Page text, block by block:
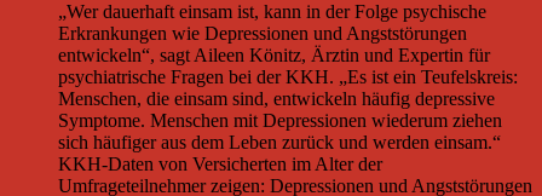
„Wer dauerhaft einsam ist, kann in der Folge psychische
Erkrankungen wie Depressionen und Angststörungen
entwickeln“, sagt Aileen Könitz, Ärztin und Expertin für
psychiatrische Fragen bei der KKH. „Es ist ein Teufelskreis:
Menschen, die einsam sind, entwickeln häufig depressive
Symptome. Menschen mit Depressionen wiederum ziehen
sich häufiger aus dem Leben zurück und werden einsam.“
KKH-Daten von Versicherten im Alter der
Umfrageteilnehmer zeigen: Depressionen und Angststörungen